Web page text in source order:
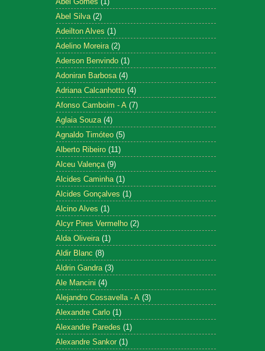
Abel Silva (2)
Adeilton Alves (1)
Adelino Moreira (2)
Aderson Benvindo (1)
Adoniran Barbosa (4)
Adriana Calcanhotto (4)
Afonso Camboim - A (7)
Aglaia Souza (4)
Agnaldo Timóteo (5)
Alberto Ribeiro (11)
Alceu Valença (9)
Alcides Caminha (1)
Alcides Gonçalves (1)
Alcino Alves (1)
Alcyr Pires Vermelho (2)
Alda Oliveira (1)
Aldir Blanc (8)
Aldrin Gandra (3)
Ale Mancini (4)
Alejandro Cossavella - A (3)
Alexandre Carlo (1)
Alexandre Paredes (1)
Alexandre Sankor (1)